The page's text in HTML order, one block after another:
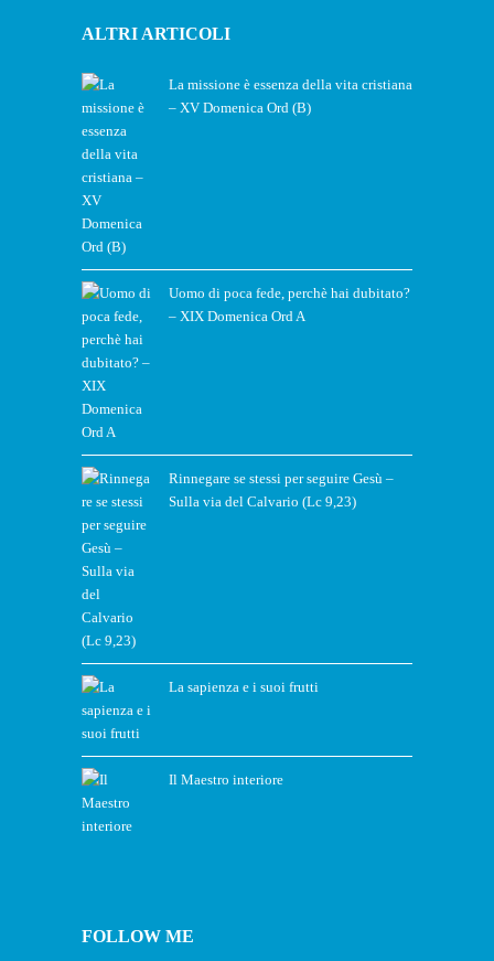
ALTRI ARTICOLI
La missione è essenza della vita cristiana
– XV Domenica Ord (B)
Uomo di poca fede, perchè hai dubitato?
– XIX Domenica Ord A
Rinnegare se stessi per seguire Gesù –
Sulla via del Calvario (Lc 9,23)
La sapienza e i suoi frutti
Il Maestro interiore
FOLLOW ME